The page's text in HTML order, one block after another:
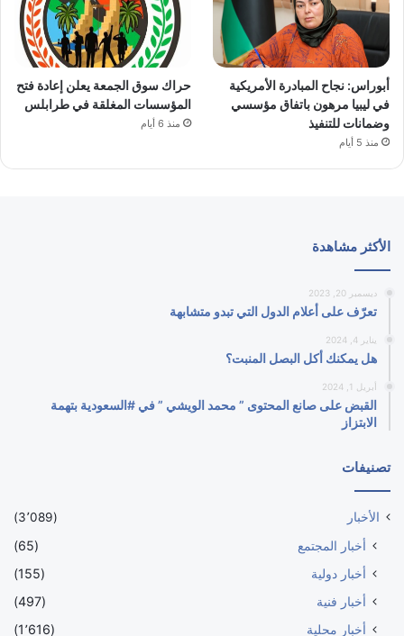
أبوراس: نجاح المبادرة الأمريكية
في ليبيا مرهون باتفاق مؤسسي
وضمانات للتنفيذ
منذ 5 أيام
حراك سوق الجمعة يعلن إعادة فتح
المؤسسات المغلقة في طرابلس
منذ 6 أيام
الأكثر مشاهدة
ديسمبر 20, 2023
تعرّف على أعلام الدول التي تبدو متشابهة
يناير 4, 2024
هل يمكنك أكل البصل المنبت؟
أبريل 1, 2024
القبض على صانع المحتوى ” محمد الويشي ” في #السعودية بتهمة
الابتزاز
تصنيفات
الأخبار (3٬089)
أخبار المجتمع
(65)
أخبار دولية
(155)
أخبار فنية
(497)
أخبار محلية
(1٬616)